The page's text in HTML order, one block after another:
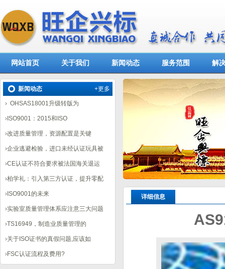
网站首页 关于我们 新闻动态 服务范围 解
+更多
新闻动态
› OHSAS18001升级转版为
› ISO9001：2015和ISO
›改进质量管理，资源配置是关键
›企业逃避检验，进口未经认证玩具被
›CE认证不符合要求被法国海关退运
›柏学礼：引入第三方认证，提升零配
› ISO9001的未来
›实验室质量管理体系应注意三大问题
›TS16949，制造业质量管理的
›关于ISO证书的真假问题,应该如
›FSC认证流程及费用?
详细信息